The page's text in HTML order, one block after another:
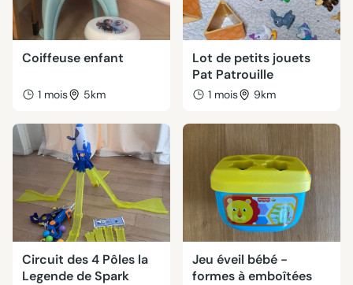
Coiffeuse enfant
1 mois 5km
Lot de petits jouets
Pat Patrouille
1 mois 9km
Circuit des 4 Pôles la
Legende de Spark
Jeu éveil bébé -
formes à emboîtées